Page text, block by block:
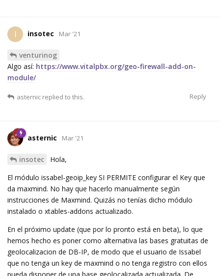
I insotec Mar '21
venturinog
Algo así: https://www.vitalpbx.org/geo-firewall-add-on-
module/
Reply
asternic replied to this.
asternic Mar '21
insotec
Hola,
El módulo issabel-geoip_key SI PERMITE configurar el Key que
da maxmind. No hay que hacerlo manualmente según
instrucciones de Maxmind. Quizás no tenías dicho módulo
instalado o xtables-addons actualizado.
En el próximo update (que por lo pronto está en beta), lo que
hemos hecho es poner como alternativa las bases gratuitas de
geolocalizacion de DB-IP, de modo que el usuario de Issabel
que no tenga un key de maxmind o no tenga registro con ellos